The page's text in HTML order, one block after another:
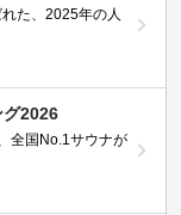
た、2025年の人
グ2026
全国No.1サウナが